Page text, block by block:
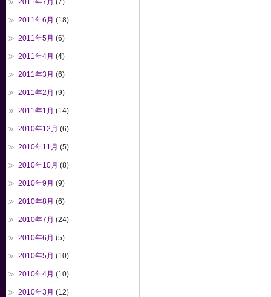
2011年7月 (7)
2011年6月 (18)
2011年5月 (6)
2011年4月 (4)
2011年3月 (6)
2011年2月 (9)
2011年1月 (14)
2010年12月 (6)
2010年11月 (5)
2010年10月 (8)
2010年9月 (9)
2010年8月 (6)
2010年7月 (24)
2010年6月 (5)
2010年5月 (10)
2010年4月 (10)
2010年3月 (12)